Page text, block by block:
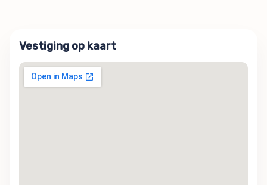
Vestiging op kaart